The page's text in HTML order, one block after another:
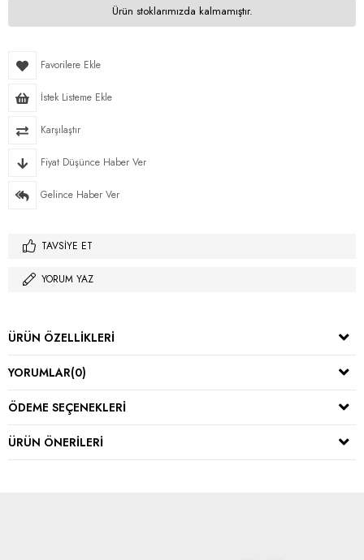
Ürün stoklarımızda kalmamıştır.
Favorilere Ekle
İstek Listeme Ekle
Karşılaştır
Fiyat Düşünce Haber Ver
Gelince Haber Ver
TAVSIYE ET
YORUM YAZ
ÜRÜN ÖZELLIKLERI
YORUMLAR(0)
ÖDEME SEÇENEKLERI
ÜRÜN ÖNERILERI